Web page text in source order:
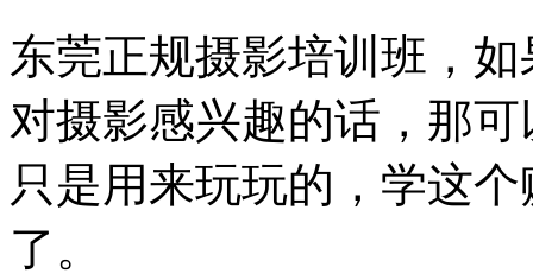
东莞正规摄影培训班，
对摄影感兴趣的话，那
只是用来玩玩的，学这
了。